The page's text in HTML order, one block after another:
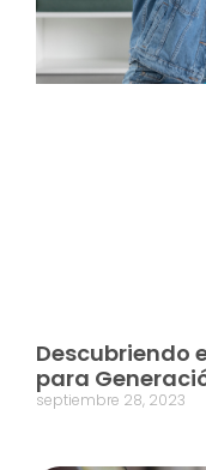
Descubriendo
para
septiembre 28, 2023